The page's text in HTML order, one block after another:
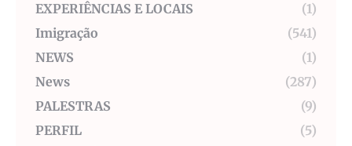
EXPERIÊNCIAS E LOCAIS
(1)
Imigração
(541)
NEWS
(1)
News
(287)
PALESTRAS
(9)
PERFIL
(5)